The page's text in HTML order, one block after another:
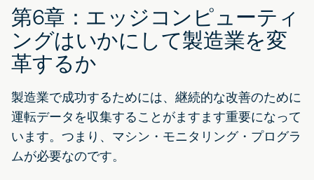
第6章：エッジコンピューティ
ングはいかにして製造業を変
革するか
製造業で成功するためには、継続的な改善のために
運転データを収集することがますます重要になって
います。つまり、マシン・モニタリング・プログラ
ムが必要なのです。